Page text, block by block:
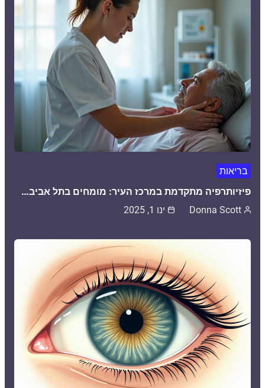
בריאות
פיזיותרפיה מתקדמת במרכז העיר: מומחים בתל אביב…
Donna Scott ינו 1, 2025